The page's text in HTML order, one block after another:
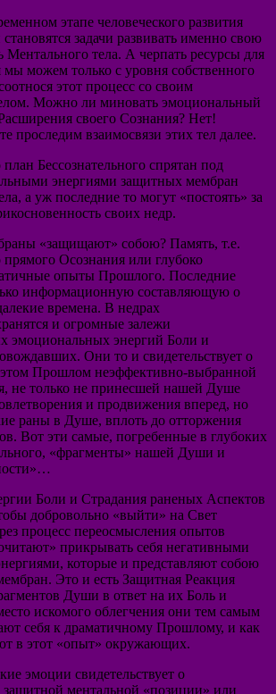
этапе человеческого развития
задачи развивать именно свою
Ментального тела. А черпать ресурсы для
мы можем только с уровня собственного
этот процесс со своим
Можно ли миновать эмоциональный
своего Сознания? Нет!
проследим взаимосвязи этих тел далее.
Бессознательного спрятан под
энергиями защитных мембран
а уж последние то могут «постоять» за
своих недр.
«защищают» собою? Память, т.е.
Осознания или глубоко
опыты Прошлого. Последние
информационную составляющую о
времена. В недрах
и огромные залежи
эмоциональных энергий Боли и
Они то и свидетельствует о
Прошлом неэффективно-выбранной
не только не принесшей нашей Душе
и продвижения вперед, но
раны в Душе, вплоть до отторжения
Вот эти самые, погребенные в глубоких
«фрагменты» нашей Души и
Боли и Страдания раненых Аспектов
добровольно «выйти» на Свет
процесс переосмысления опытов
прикрывать себя негативными
которые и представляют собою
Это и есть Защитная Реакция
Души в ответ на их Боль и
искомого облегчения они тем самым
себя к драматичному Прошлому, и как
в этот «опыт» окружающих.
эмоции свидетельствует о
ментальной «позиции» или